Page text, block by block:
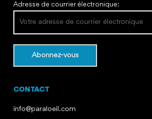
Adresse de courrier électronique:
CONTACT
info@paraloeil.com